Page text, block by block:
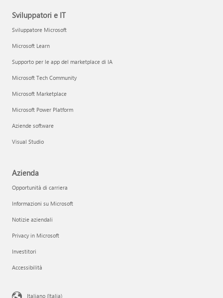
Sviluppatori e IT
Sviluppatore Microsoft
Microsoft Learn
Supporto per le app del marketplace di IA
Microsoft Tech Community
Microsoft Marketplace
Microsoft Power Platform
Aziende software
Visual Studio
Azienda
Opportunità di carriera
Informazioni su Microsoft
Notizie aziendali
Privacy in Microsoft
Investitori
Accessibilità
Italiano (Italia)